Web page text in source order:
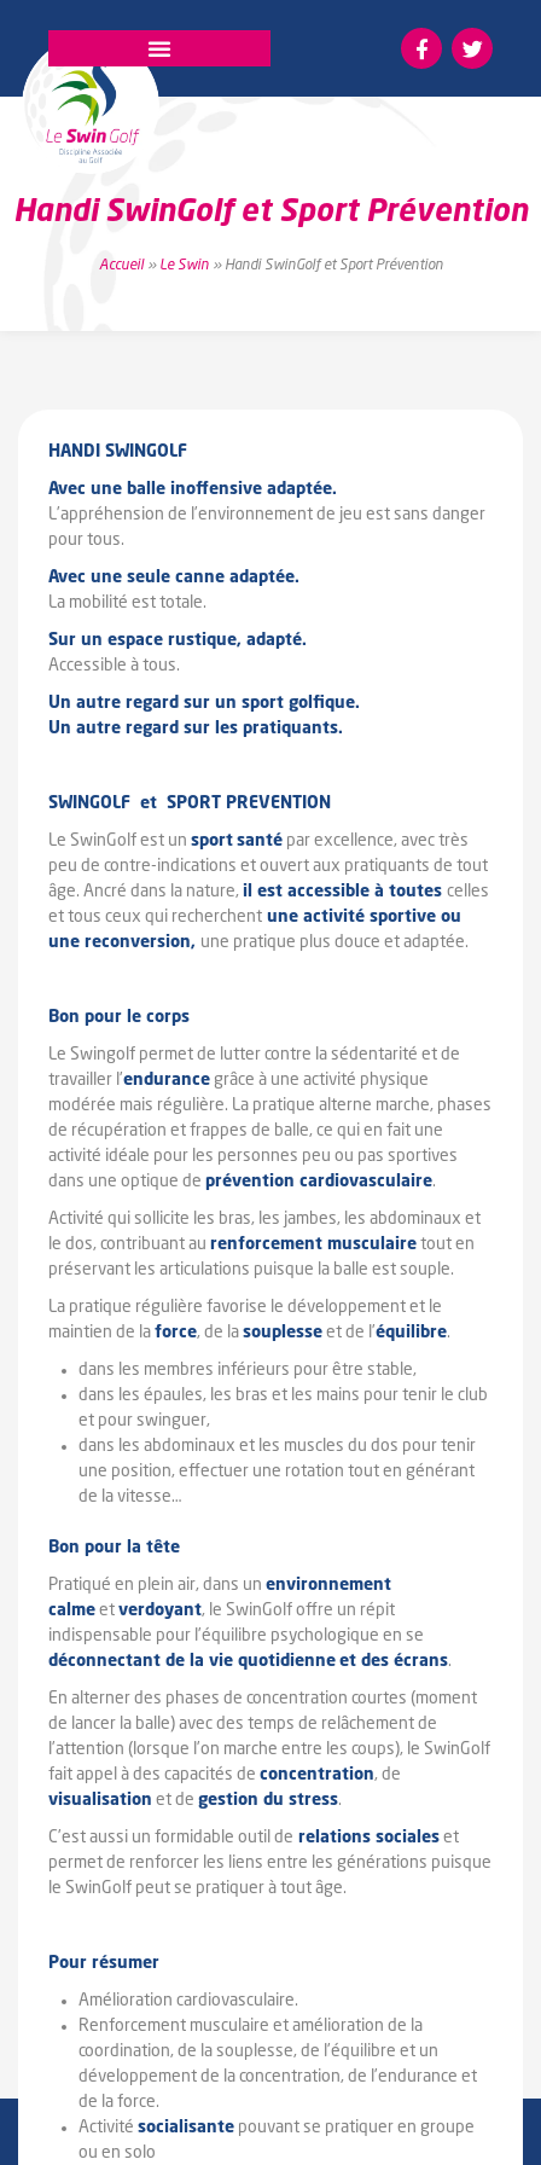
Handi SwinGolf et Sport Prévention
Accueil» Le Swin» Handi SwinGolf et Sport Prévention
HANDI SWINGOLF
Avec une balle inoffensive adaptée.
L’appréhension de l’environnement de jeu est sans danger
pour tous.
Avec une seule canne adaptée.
La mobilité est totale.
Sur un espace rustique, adapté.
Accessible à tous.
Un autre regard sur un sport golfique.
Un autre regard sur les pratiquants.
SWINGOLF et SPORT PREVENTION
Le SwinGolf est un sport santé par excellence, avec très
peu de contre-indications et ouvert aux pratiquants de tout
âge. Ancré dans la nature, il est accessible à toutes celles
et tous ceux qui recherchent une activité sportive ou
une reconversion, une pratique plus douce et adaptée.
Bon pour le corps
Le Swingolf permet de lutter contre la sédentarité et de
travailler l’endurance grâce à une activité physique
modérée mais régulière. La pratique alterne marche, phases
de récupération et frappes de balle, ce qui en fait une
activité idéale pour les personnes peu ou pas sportives
dans une optique de prévention cardiovasculaire.
Activité qui sollicite les bras, les jambes, les abdominaux et
le dos, contribuant au renforcement musculaire tout en
préservant les articulations puisque la balle est souple.
La pratique régulière favorise le développement et le
maintien de la force, de la souplesse et de l’équilibre.
dans les membres inférieurs pour être stable,
dans les épaules, les bras et les mains pour tenir le club
et pour swinguer,
dans les abdominaux et les muscles du dos pour tenir
une position, effectuer une rotation tout en générant
de la vitesse…
Bon pour la tête
Pratiqué en plein air, dans un environnement
calme et verdoyant, le SwinGolf offre un répit
indispensable pour l’équilibre psychologique en se
déconnectant de la vie quotidienne et des écrans.
En alterner des phases de concentration courtes (moment
de lancer la balle) avec des temps de relâchement de
l’attention (lorsque l’on marche entre les coups), le SwinGolf
fait appel à des capacités de concentration, de
visualisation et de gestion du stress.
C’est aussi un formidable outil de relations sociales et
permet de renforcer les liens entre les générations puisque
le SwinGolf peut se pratiquer à tout âge.
Pour résumer
Amélioration cardiovasculaire.
Renforcement musculaire et amélioration de la
coordination, de la souplesse, de l’équilibre et un
développement de la concentration, de l’endurance et
de la force.
Activité socialisante pouvant se pratiquer en groupe
ou en solo